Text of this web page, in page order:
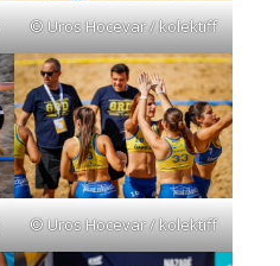
© Uros Hocevar / kolektiff
© Uros Hocevar / kolektiff